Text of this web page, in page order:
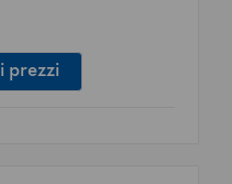
prezzi